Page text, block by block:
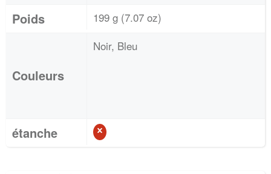
Poids 199 g (7.07 oz)
Couleurs
Noir, Bleu
étanche